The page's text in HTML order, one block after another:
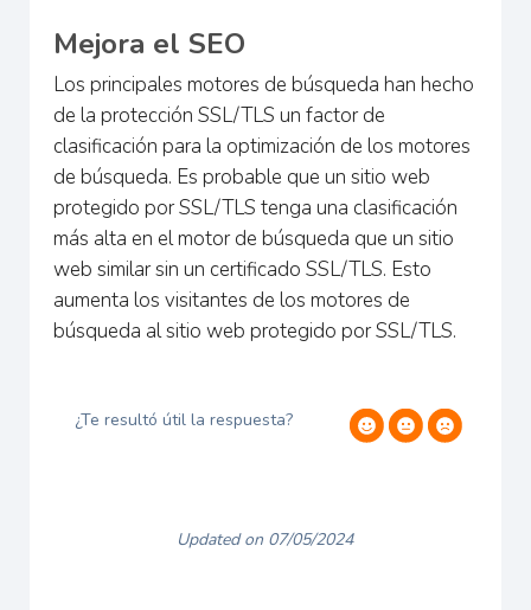
Mejora el SEO
Los principales motores de búsqueda han hecho
de la protección SSL/TLS un factor de
clasificación para la optimización de los motores
de búsqueda. Es probable que un sitio web
protegido por SSL/TLS tenga una clasificación
más alta en el motor de búsqueda que un sitio
web similar sin un certificado SSL/TLS. Esto
aumenta los visitantes de los motores de
búsqueda al sitio web protegido por SSL/TLS.
¿Te resultó útil la respuesta?
Updated on 07/05/2024